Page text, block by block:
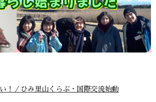
！／ひみ里山くらぶ・国際交流始動